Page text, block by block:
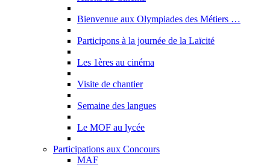
Bienvenue aux Olympiades des Métiers …
Participons à la journée de la Laïcité
Les 1ères au cinéma
Visite de chantier
Semaine des langues
Le MOF au lycée
Participations aux Concours
MAF